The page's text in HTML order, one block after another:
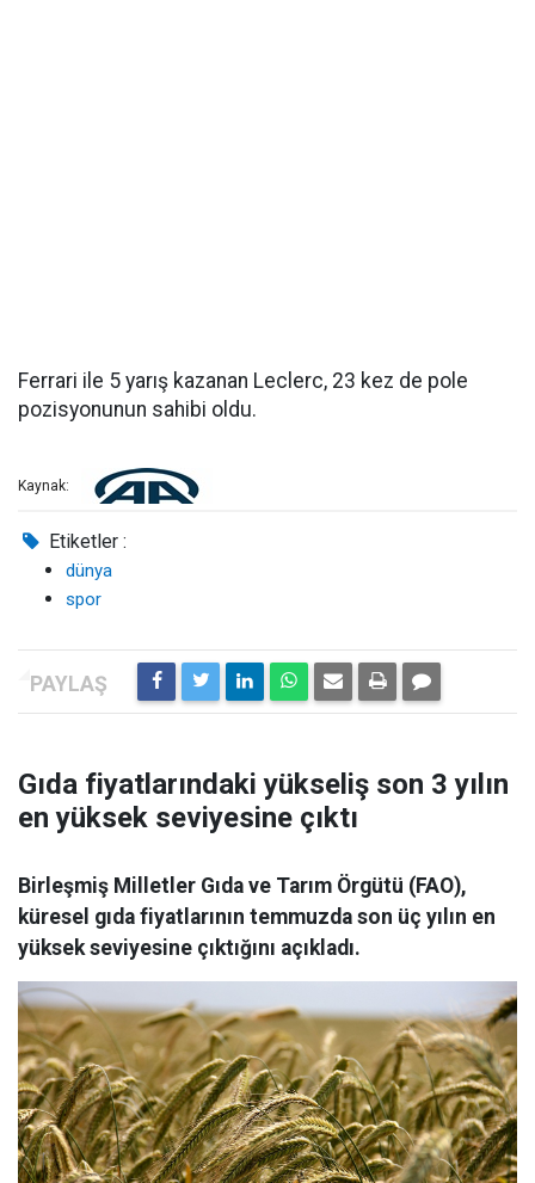
Ferrari ile 5 yarış kazanan Leclerc, 23 kez de pole
pozisyonunun sahibi oldu.
Kaynak:
Etiketler :
dünya
spor
Gıda fiyatlarındaki yükseliş son 3 yılın
en yüksek seviyesine çıktı
Birleşmiş Milletler Gıda ve Tarım Örgütü (FAO),
küresel gıda fiyatlarının temmuzda son üç yılın en
yüksek seviyesine çıktığını açıkladı.